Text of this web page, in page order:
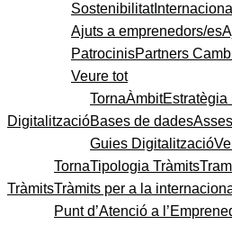
Sostenibilitat
Ajuts a emprenedors/es
PatrocinisPartners
Veure tot
Digitalització
TornaÀmbitEstratègia
Bases de dades
Guies Digitalització
Tràmits
TornaTipologia Tràmits
Tràmits per a la
Punt d’Atenció a